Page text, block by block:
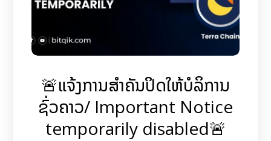
🚨ແຈ້ງການສຳຄັນປິດໃຫ້ບໍລິການ
ຊົ່ວຄາວ/ Important Notice
temporarily disabled🚨